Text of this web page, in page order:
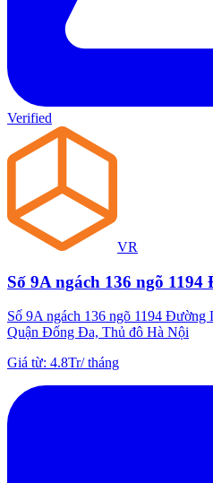
Verified
VR
Số 9A ngách 136 ngõ
Số 9A ngách 136 ngõ 1194 Đường
Quận Đống Đa, Thủ đô Hà Nội
Giá từ: 4.8Tr/tháng